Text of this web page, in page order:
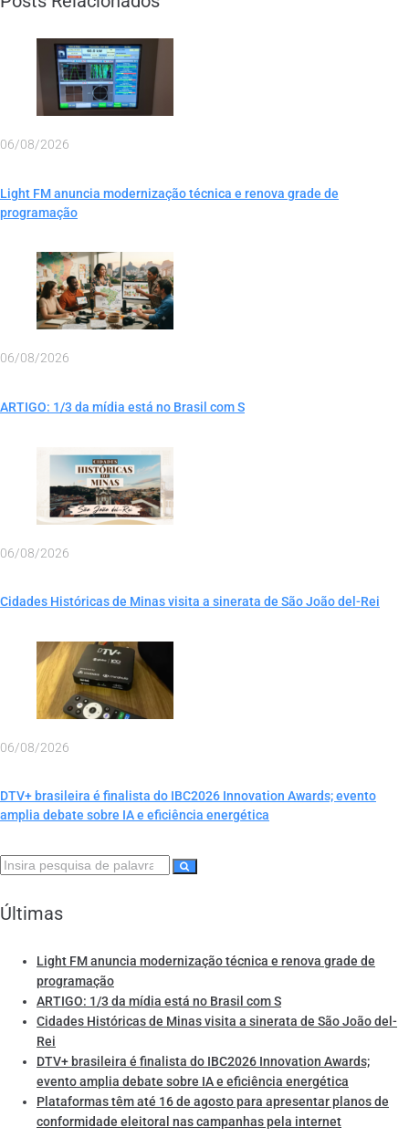
06/08/2026
Light FM anuncia modernização técnica e renova grade de
programação
06/08/2026
ARTIGO: 1/3 da mídia está no Brasil com S
06/08/2026
Cidades Históricas de Minas visita a sinerata de São João del-Rei
06/08/2026
DTV+ brasileira é finalista do IBC2026 Innovation Awards; evento
amplia debate sobre IA e eficiência energética
Últimas
Light FM anuncia modernização técnica e renova grade de
programação
ARTIGO: 1/3 da mídia está no Brasil com S
Cidades Históricas de Minas visita a sinerata de São João del-
Rei
DTV+ brasileira é finalista do IBC2026 Innovation Awards;
evento amplia debate sobre IA e eficiência energética
Plataformas têm até 16 de agosto para apresentar planos de
conformidade eleitoral nas campanhas pela internet